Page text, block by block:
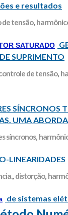
e resultados
tensão,
SATURADO
SUPRIMENTO
de tensão,
SÍNCRONOS
UMA
síncronos,
LINEARIDADES
, distorção,
de sistemas